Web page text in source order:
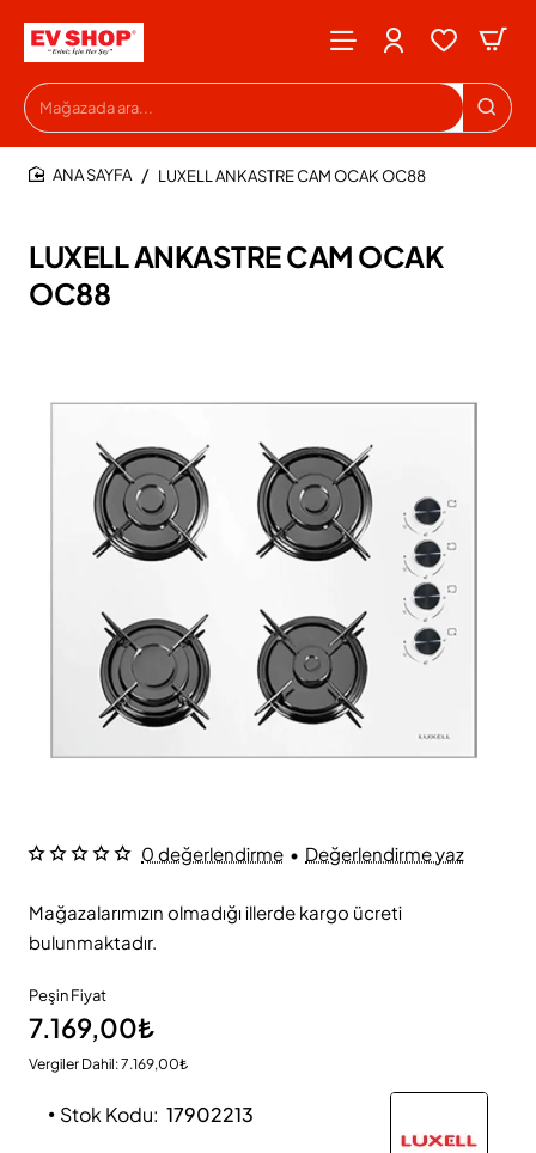
Mağazada
ara...
LUXELL ANKASTRE CAM OCAK
OC88
LUXELL ANKASTRE CAM OCAK OC88
Mağazalarımızın olmadığı illerde kargo ücreti
bulunmaktadır.
0 değerlendirme • Değerlendirme yaz
Peşin Fiyat
7.169,00₺
Vergiler Dahil: 7.169,00₺
Stok Kodu: 17902213